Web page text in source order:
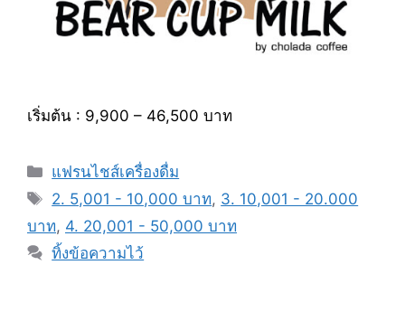
เริ่มต้น : 9,900 – 46,500 บาท
หมวด
หมู่
แฟรนไชส์เครื่องดื่ม
แท็ก
2. 5,001 - 10,000 บาท, 3. 10,001 - 20.000
บาท, 4. 20,001 - 50,000 บาท
ทิ้งข้อความไว้